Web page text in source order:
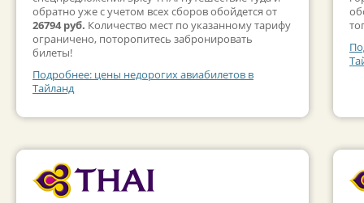
обратно уже с учетом всех сборов обойдется от
26794 руб. Количество мест по указанному тарифу
ограничено, поторопитесь забронировать
билеты!
Подробнее: цены недорогих авиабилетов в
Тайланд